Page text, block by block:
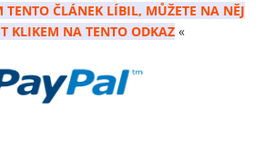
TENTO ČLÁNEK LÍBIL, MŮŽETE NA NĚJ
KLIKEM NA TENTO ODKAZ «